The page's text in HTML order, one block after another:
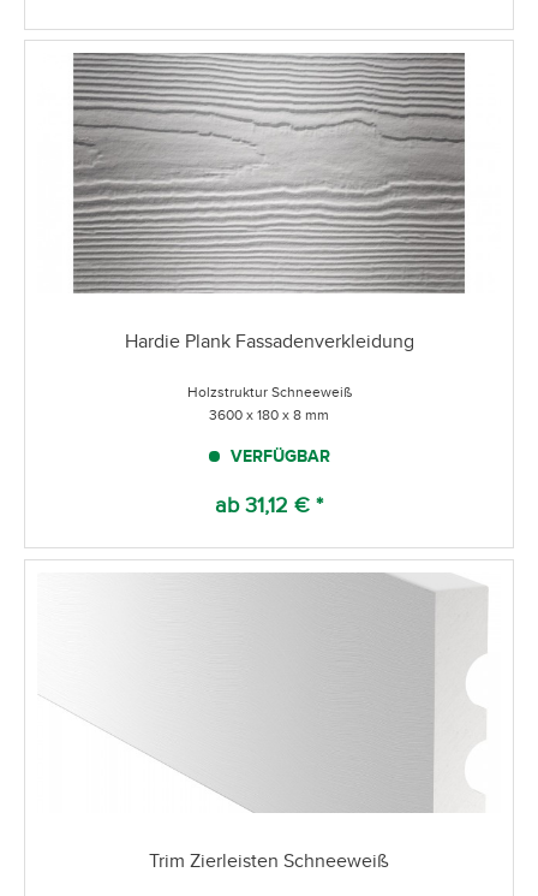
Hardie Plank Fassadenverkleidung
Holzstruktur Schneeweiß
3600 x 180 x 8 mm
VERFÜGBAR
ab 31,12 € *
Trim Zierleisten Schneeweiß